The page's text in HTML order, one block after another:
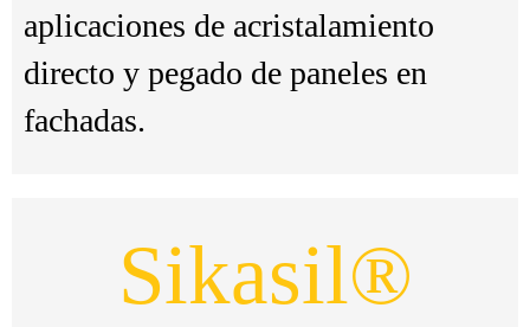
aplicaciones de acristalamiento
directo y pegado de paneles en
fachadas.
Sikasil®